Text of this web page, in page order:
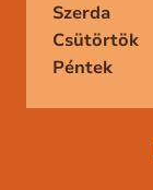
Szerda
Csütörtök
Péntek